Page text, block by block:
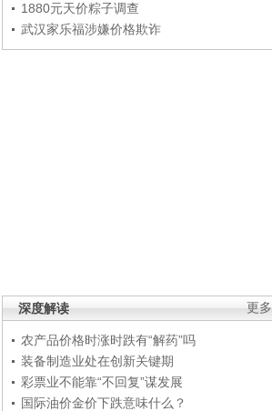
1880元天价粽子调查
武汉家乐福涉嫌价格欺诈
更多
深度解读
农产品价格时涨时跌有“解药”吗
装备制造业处在创新关键期
彩票业不能靠“不回复”谋发展
国际油价金价下跌意味什么？